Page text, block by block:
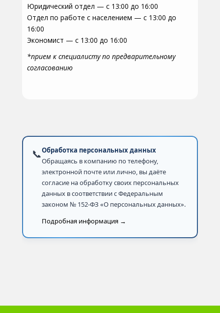
Юридический отдел — с 13:00 до 16:00
Отдел по работе с населением — с 13:00 до
16:00
Экономист — с 13:00 до 16:00
*прием к специалисту по предварительному
согласованию
📞Обработка персональных данных
Обращаясь в компанию по телефону,
электронной почте или лично, вы даёте
согласие на обработку своих персональных
данных в соответствии с Федеральным
законом № 152-ФЗ «О персональных данных».
Подробная информация →